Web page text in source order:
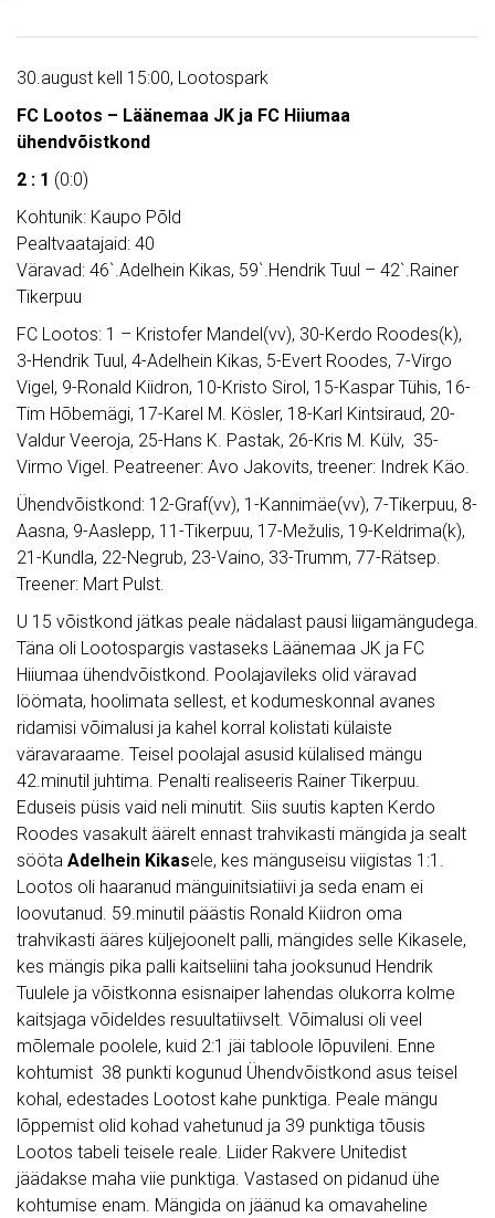
30.august kell 15:00, Lootospark
FC Lootos – Läänemaa JK ja FC Hiiumaa
ühendvõistkond
2 : 1 (0:0)
Kohtunik: Kaupo Põld
Pealtvaatajaid: 40
Väravad: 46`.Adelhein Kikas, 59`.Hendrik Tuul – 42`.Rainer
Tikerpuu
FC Lootos: 1 – Kristofer Mandel(vv), 30-Kerdo Roodes(k),
3-Hendrik Tuul, 4-Adelhein Kikas, 5-Evert Roodes, 7-Virgo
Vigel, 9-Ronald Kiidron, 10-Kristo Sirol, 15-Kaspar Tühis, 16-
Tim Hõbemägi, 17-Karel M. Kösler, 18-Karl Kintsiraud, 20-
Valdur Veeroja, 25-Hans K. Pastak, 26-Kris M. Külv, 35-
Virmo Vigel. Peatreener: Avo Jakovits, treener: Indrek Käo.
Ühendvõistkond: 12-Graf(vv), 1-Kannimäe(vv), 7-Tikerpuu, 8-
Aasna, 9-Aaslepp, 11-Tikerpuu, 17-Mežulis, 19-Keldrima(k),
21-Kundla, 22-Negrub, 23-Vaino, 33-Trumm, 77-Rätsep.
Treener: Mart Pulst.
U 15 võistkond jätkas peale nädalast pausi liigamängudega.
Täna oli Lootospargis vastaseks Läänemaa JK ja FC
Hiiumaa ühendvõistkond. Poolajavileks olid väravad
löömata, hoolimata sellest, et kodumeskonnal avanes
ridamisi võimalusi ja kahel korral kolistati külaiste
väravaraame. Teisel poolajal asusid külalised mängu
42.minutil juhtima. Penalti realiseeris Rainer Tikerpuu.
Eduseis püsis vaid neli minutit. Siis suutis kapten Kerdo
Roodes vasakult äärelt ennast trahvikasti mängida ja sealt
sööta Adelhein Kikasele, kes mänguseisu viigistas 1:1.
Lootos oli haaranud mänguinitsiatiivi ja seda enam ei
loovutanud. 59.minutil päästis Ronald Kiidron oma
trahvikasti ääres küljejoonelt palli, mängides selle Kikasele,
kes mängis pika palli kaitseliini taha jooksunud Hendrik
Tuulele ja võistkonna esisnaiper lahendas olukorra kolme
kaitsjaga võideldes resuultatiivselt. Võimalusi oli veel
mõlemale poolele, kuid 2:1 jäi tabloole lõpuvileni. Enne
kohtumist 38 punkti kogunud Ühendvõistkond asus teisel
kohal, edestades Lootost kahe punktiga. Peale mängu
lõppemist olid kohad vahetunud ja 39 punktiga tõusis
Lootos tabeli teisele reale. Liider Rakvere Unitedist
jäädakse maha viie punktiga. Vastased on pidanud ühe
kohtumise enam. Mängida on jäänud ka omavaheline